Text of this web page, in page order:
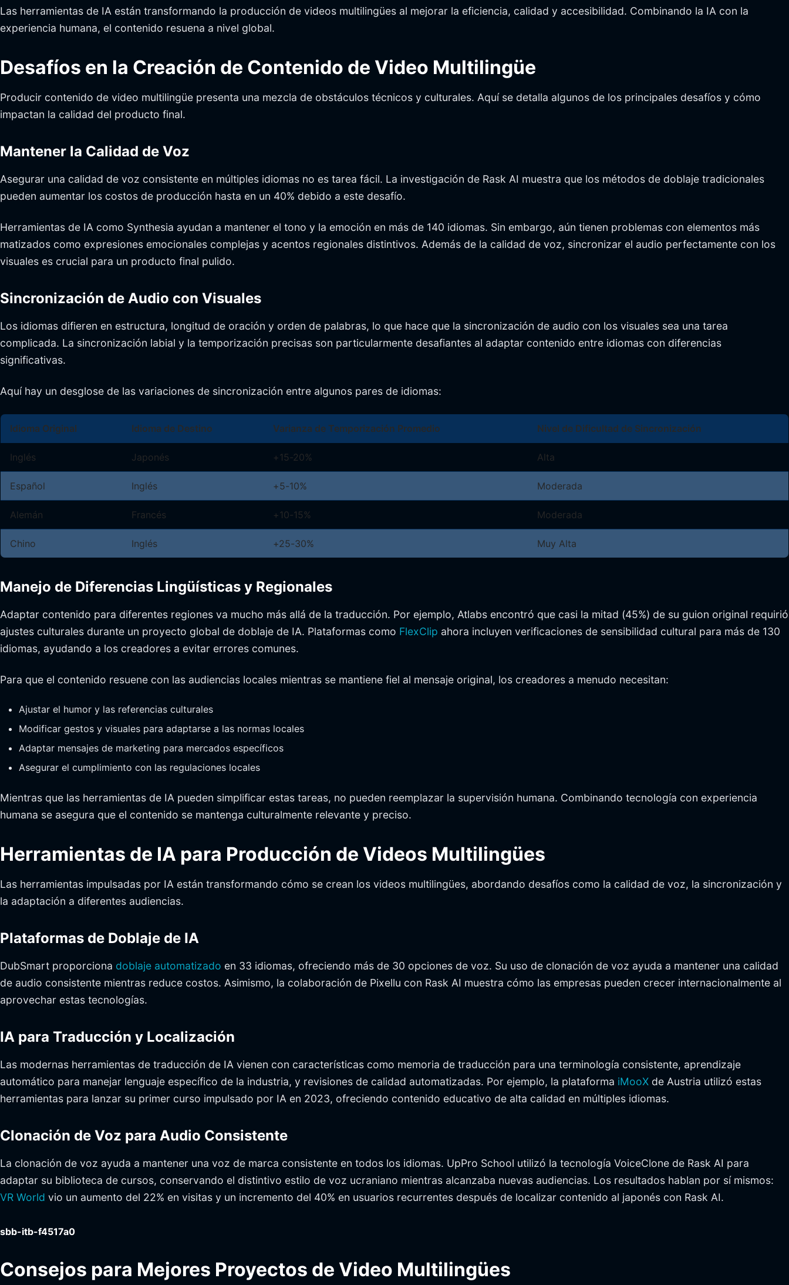
Las herramientas de IA están transformando la producción de videos multilingües al mejorar la eficiencia, calidad y accesibilidad. Combinando la IA con la
experiencia humana, el contenido resuena a nivel global.
Desafíos en la Creación de Contenido de Video Multilingüe
Producir contenido de video multilingüe presenta una mezcla de obstáculos técnicos y culturales. Aquí se detalla algunos de los principales desafíos y cómo
impactan la calidad del producto final.
Mantener la Calidad de Voz
Asegurar una calidad de voz consistente en múltiples idiomas no es tarea fácil. La investigación de Rask AI muestra que los métodos de doblaje tradicionales
pueden aumentar los costos de producción hasta en un 40% debido a este desafío.
Herramientas de IA como Synthesia ayudan a mantener el tono y la emoción en más de 140 idiomas. Sin embargo, aún tienen problemas con elementos más
matizados como expresiones emocionales complejas y acentos regionales distintivos. Además de la calidad de voz, sincronizar el audio perfectamente con los
visuales es crucial para un producto final pulido.
Sincronización de Audio con Visuales
Los idiomas difieren en estructura, longitud de oración y orden de palabras, lo que hace que la sincronización de audio con los visuales sea una tarea
complicada. La sincronización labial y la temporización precisas son particularmente desafiantes al adaptar contenido entre idiomas con diferencias
significativas.
Aquí hay un desglose de las variaciones de sincronización entre algunos pares de idiomas:
Idioma Original Idioma de Destino Varianza de Temporización Promedio Nivel de Dificultad de Sincronización
Inglés Japonés +15-20% Alta
Español Inglés +5-10% Moderada
Alemán Francés +10-15% Moderada
Chino Inglés +25-30% Muy Alta
Manejo de Diferencias Lingüísticas y Regionales
Adaptar contenido para diferentes regiones va mucho más allá de la traducción. Por ejemplo, Atlabs encontró que casi la mitad (45%) de su guion original requirió
ajustes culturales durante un proyecto global de doblaje de IA. Plataformas como FlexClip ahora incluyen verificaciones de sensibilidad cultural para más de 130
idiomas, ayudando a los creadores a evitar errores comunes.
Para que el contenido resuene con las audiencias locales mientras se mantiene fiel al mensaje original, los creadores a menudo necesitan:
Ajustar el humor y las referencias culturales
Modificar gestos y visuales para adaptarse a las normas locales
Adaptar mensajes de marketing para mercados específicos
Asegurar el cumplimiento con las regulaciones locales
Mientras que las herramientas de IA pueden simplificar estas tareas, no pueden reemplazar la supervisión humana. Combinando tecnología con experiencia
humana se asegura que el contenido se mantenga culturalmente relevante y preciso.
Herramientas de IA para Producción de Videos Multilingües
Las herramientas impulsadas por IA están transformando cómo se crean los videos multilingües, abordando desafíos como la calidad de voz, la sincronización y
la adaptación a diferentes audiencias.
Plataformas de Doblaje de IA
DubSmart proporciona doblaje automatizado en 33 idiomas, ofreciendo más de 30 opciones de voz. Su uso de clonación de voz ayuda a mantener una calidad
de audio consistente mientras reduce costos. Asimismo, la colaboración de Pixellu con Rask AI muestra cómo las empresas pueden crecer internacionalmente al
aprovechar estas tecnologías.
IA para Traducción y Localización
Las modernas herramientas de traducción de IA vienen con características como memoria de traducción para una terminología consistente, aprendizaje
automático para manejar lenguaje específico de la industria, y revisiones de calidad automatizadas. Por ejemplo, la plataforma iMooX de Austria utilizó estas
herramientas para lanzar su primer curso impulsado por IA en 2023, ofreciendo contenido educativo de alta calidad en múltiples idiomas.
Clonación de Voz para Audio Consistente
La clonación de voz ayuda a mantener una voz de marca consistente en todos los idiomas. UpPro School utilizó la tecnología VoiceClone de Rask AI para
adaptar su biblioteca de cursos, conservando el distintivo estilo de voz ucraniano mientras alcanzaba nuevas audiencias. Los resultados hablan por sí mismos:
VR World vio un aumento del 22% en visitas y un incremento del 40% en usuarios recurrentes después de localizar contenido al japonés con Rask AI.
sbb-itb-f4517a0
Consejos para Mejores Proyectos de Video Multilingües